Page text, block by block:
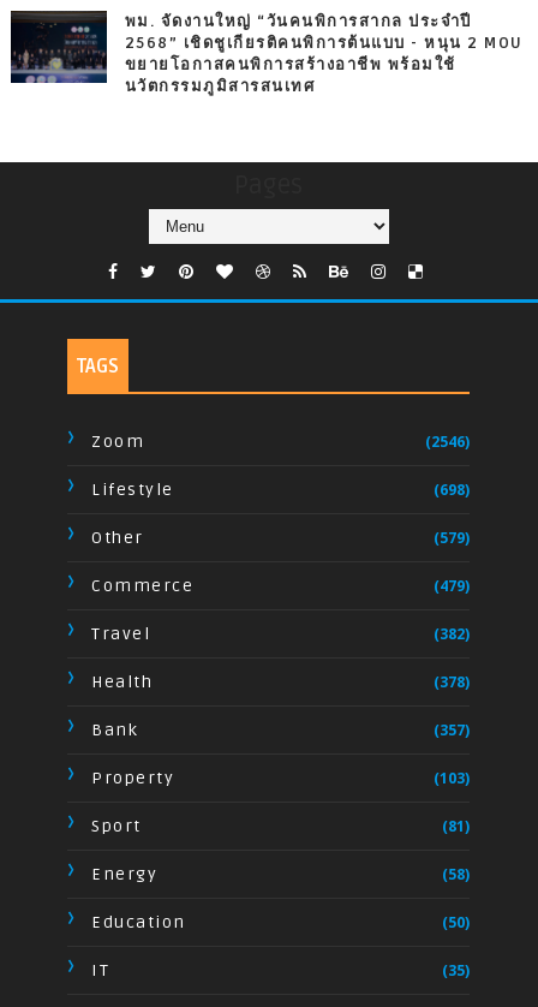
พม. จัดงานใหญ่ “วันคนพิการสากล ประจำปี
2568” เชิดชูเกียรติคนพิการต้นแบบ - หนุน 2 MOU
ขยายโอกาสคนพิการสร้างอาชีพ พร้อมใช้
นวัตกรรมภูมิสารสนเทศ
TAGS
Zoom (2546)
Lifestyle (698)
Other (579)
Commerce (479)
Travel (382)
Health (378)
Bank (357)
Property (103)
Sport (81)
Energy (58)
Education (50)
IT (35)